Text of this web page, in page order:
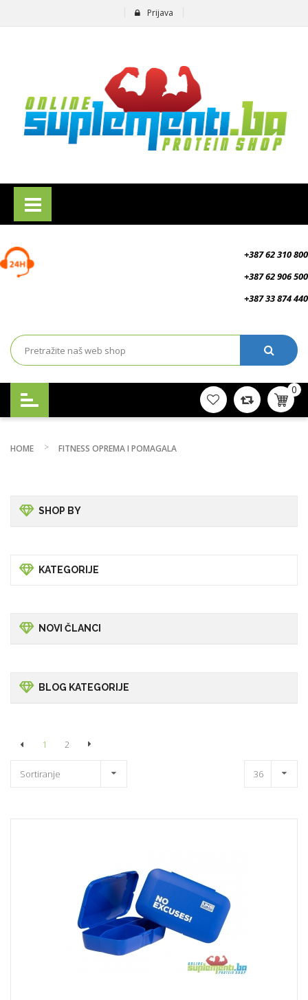
Prijava
+387 62 310 800
+387 62 906 500
+387 33 874 440
0
HOME FITNESS OPREMA I POMAGALA
SHOP BY
KATEGORIJE
NOVI ČLANCI
BLOG KATEGORIJE
1 2
Sortiranje 36